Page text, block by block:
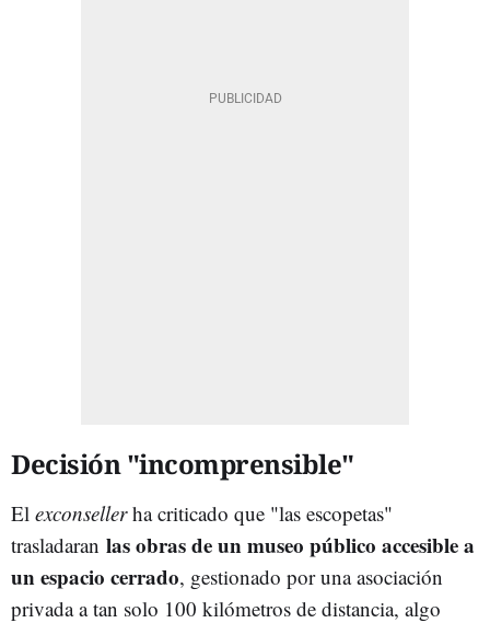
Decisión "incomprensible"
El exconsellerha criticado que "las escopetas"
trasladaran las obras de un museo público accesible a
un espacio cerrado, gestionado por una asociación
privada a tan solo 100 kilómetros de distancia, algo